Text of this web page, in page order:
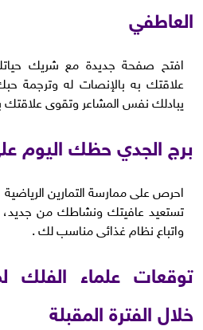
العاطفي
افتح صفحة جديدة مع شريك
علاقتك به بالإنصات له وترجمة
يبادلك نفس المشاعر وتقوى علاقتك
برج الجدي حظك اليوم
احرص على ممارسة التمارين
تستعيد عافيتك ونشاطك من جديد،
واتباع نظام غذائى مناسب لك .
توقعات علماء الفلك
خلال الفترة المقبلة